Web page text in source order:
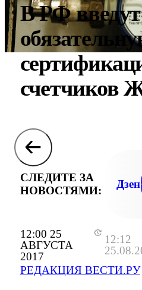
12:00 25
АВГУСТА
2017
12:12
РЕДАКЦИЯ ВЕСТИ.РУ
В РФ введут
счетчиков
СЛЕДИТЕ ЗА
НОВОСТЯМИ:
Дзен